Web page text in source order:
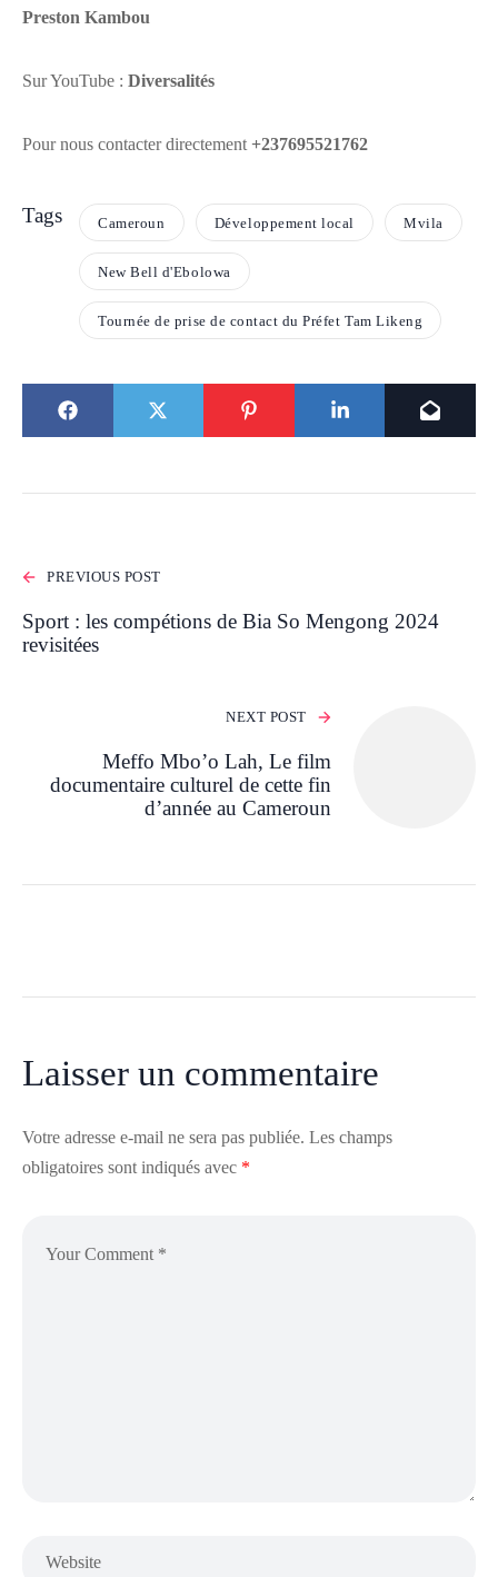
Preston Kambou
Sur YouTube : Diversalités
Pour nous contacter directement +237695521762
Tags Cameroun Développement local Mvila
New Bell d'Ebolowa
Tournée de prise de contact du Préfet Tam Likeng
PREVIOUS POST
Sport : les compétions de Bia So Mengong 2024
revisitées
NEXT POST
Meffo Mbo’o Lah, Le film
documentaire culturel de cette fin
d’année au Cameroun
Laisser un commentaire
Votre adresse e-mail ne sera pas publiée. Les champs
obligatoires sont indiqués avec *